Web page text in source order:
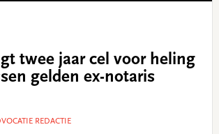
twee jaar cel voor heling
gelden ex-notaris
REDACTIE